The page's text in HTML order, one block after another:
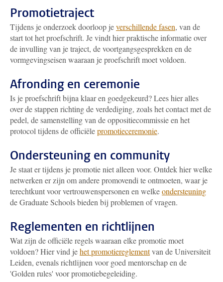
Promotietraject
Tijdens je onderzoek doorloop jeverschillende fasen, van de
start tot het proefschrift. Je vindt hier praktische informatie over
de invulling van je traject, de voortgangsgesprekken en de
vormgevingseisen waaraan je proefschrift moet voldoen.
Afronding en ceremonie
Is je proefschrift bijna klaar en goedgekeurd? Lees hier alles
over de stappen richting de verdediging, zoals het contact met de
pedel, de samenstelling van de oppositiecommissie en het
protocol tijdens de officiëlepromotieceremonie.
Ondersteuning en community
Je staat er tijdens je promotie niet alleen voor. Ontdek hier welke
netwerken er zijn om andere promovendi te ontmoeten, waar je
terechtkunt voor vertrouwenspersonen en welkeondersteuning
de Graduate Schools bieden bij problemen of vragen.
Reglementen en richtlijnen
Wat zijn de officiële regels waaraan elke promotie moet
voldoen? Hier vind jehet promotiereglementvan de Universiteit
Leiden, evenals richtlijnen voor goed mentorschap en de
'Golden rules' voor promotiebegeleiding.